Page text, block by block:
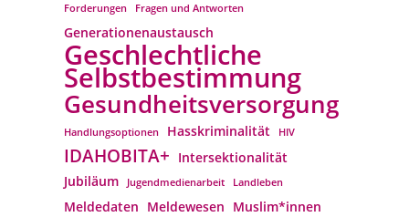
Forderungen Fragen und Antworten
Generationenaustausch
Geschlechtliche
Selbstbestimmung
Gesundheitsversorgung
Handlungsoptionen Hasskriminalität HIV
IDAHOBITA+ Intersektionalität
Jubiläum
Jugendmedienarbeit Landleben
Meldedaten Meldewesen Muslim*innen